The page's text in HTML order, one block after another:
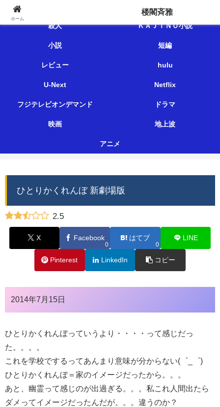
殺人 ＫＡＪＩＮＯ小説
小説 短編
レビュー hulu
U-Next Netflix
フジテレビオンデマンド ドラマ
映画 地上波
アニメ
ひとりかくれんぼ 新劇場版
2.5
X Facebook
0
はてブ
0
LINE
Pinterest LinkedIn コピー
2014年7月15日
ひとりかくれんぼっていうより・・・・って感じだっ
た。。。。
これを学校でするってあんまり意味が分からない(゜_゜)
ひとりかくれんぼ＝家のイメージだったから。。。
あと、幽霊って感じのが出過ぎる。。。私これ人間出たら
ダメってイメージだったんだが。。。違うのか？
ホーム
楼閣斉雅